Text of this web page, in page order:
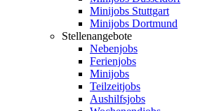
Minijobs Stuttgart
Minijobs Dortmund
Stellenangebote
Nebenjobs
Ferienjobs
Minijobs
Teilzeitjobs
Aushilfsjobs